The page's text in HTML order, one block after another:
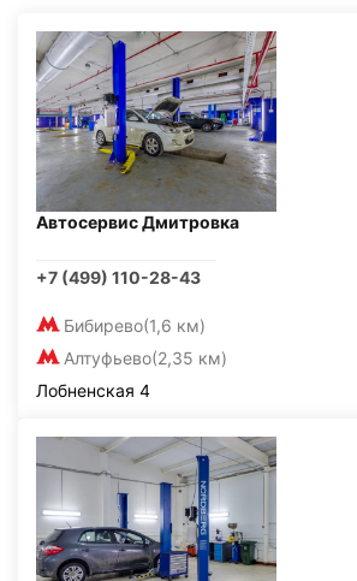
Автосервис Дмитровка
+7 (499) 110-28-43
Бибирево(1,6 км)
Алтуфьево(2,35 км)
Лобненская 4